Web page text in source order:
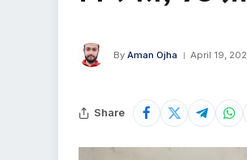
By Aman Ojha April 19,
Share